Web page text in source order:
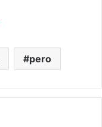
pero